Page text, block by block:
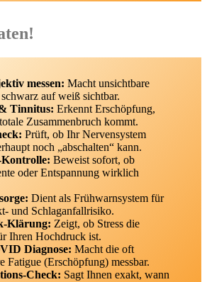
messen: Macht unsichtbare
auf weiß sichtbar.
Tinnitus: Erkennt Erschöpfung,
Zusammenbruch kommt.
Prüft, ob Ihr Nervensystem
noch „abschalten“ kann.
Beweist sofort, ob
oder Entspannung wirklich
Dient als Frühwarnsystem für
und Schlaganfallrisiko.
Klärung: Zeigt, ob Stress die
Ihren Hochdruck ist.
Diagnose: Macht die oft
Fatigue (Erschöpfung) messbar.
Check: Sagt Ihnen exakt, wann